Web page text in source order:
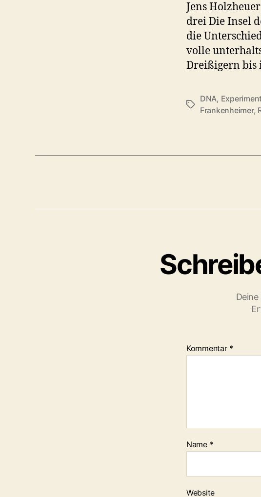
Jens
drei Die Insel
die
volle
Dreißigern bis
Schlagwörter
DNA,
Frankenheimer,
Kommentar *
Name *
Website